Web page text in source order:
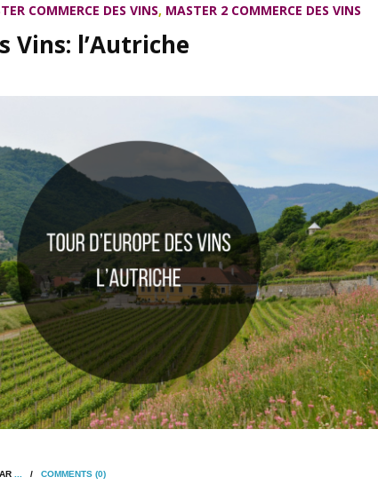
COMMERCE DES VINS, MASTER 2 COMMERCE DES VINS
Vins: l’Autriche
/ COMMENTS (0)